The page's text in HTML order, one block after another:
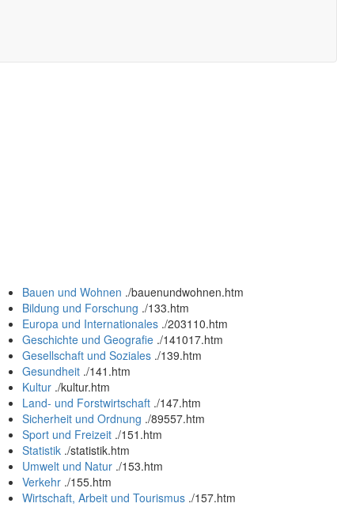
Bauen und Wohnen ./bauenundwohnen.htm
Bildung und Forschung ./133.htm
Europa und Internationales ./203110.htm
Geschichte und Geografie ./141017.htm
Gesellschaft und Soziales ./139.htm
Gesundheit ./141.htm
Kultur ./kultur.htm
Land- und Forstwirtschaft ./147.htm
Sicherheit und Ordnung ./89557.htm
Sport und Freizeit ./151.htm
Statistik ./statistik.htm
Umwelt und Natur ./153.htm
Verkehr ./155.htm
Wirtschaft, Arbeit und Tourismus ./157.htm